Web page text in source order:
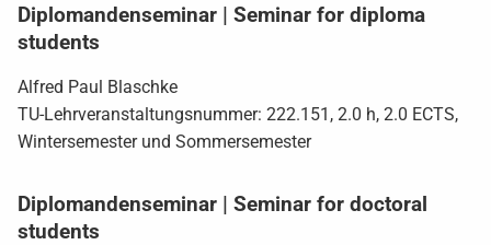
Diplomandenseminar | Seminar for diploma
students
Alfred Paul Blaschke
TU-Lehrveranstaltungsnummer: 222.151, 2.0 h, 2.0 ECTS,
Wintersemester und Sommersemester
Diplomandenseminar | Seminar for doctoral
students